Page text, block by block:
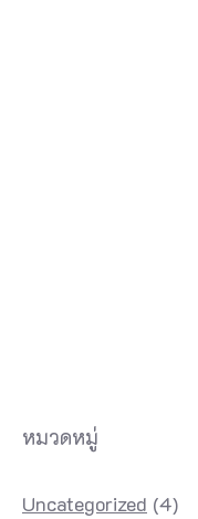
หมวดหมู่
Uncategorized (4)